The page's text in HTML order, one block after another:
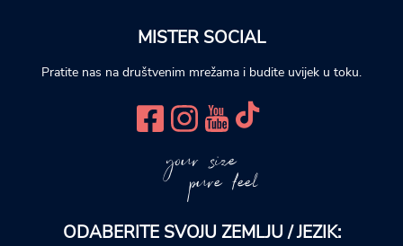
MISTER SOCIAL
Pratite nas na društvenim mrežama i budite uvijek u toku.
your size
pure feel
ODABERITE SVOJU ZEMLJU / JEZIK: